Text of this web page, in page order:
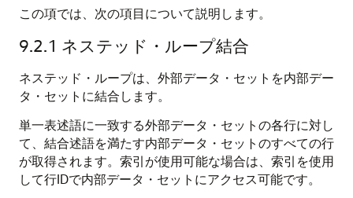
この項では、次の項目について説明します。
9.2.1 ネステッド・ループ結合
ネステッド・ループは、外部データ・セットを内部デー
タ・セットに結合します。
単一表述語に一致する外部データ・セットの各行に対し
て、結合述語を満たす内部データ・セットのすべての行
が取得されます。索引が使用可能な場合は、索引を使用
して行IDで内部データ・セットにアクセス可能です。